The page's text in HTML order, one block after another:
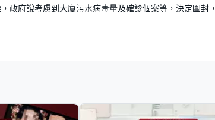
e
d
政府說考慮到大廈污水病毒量及確診個案等，決定圍封